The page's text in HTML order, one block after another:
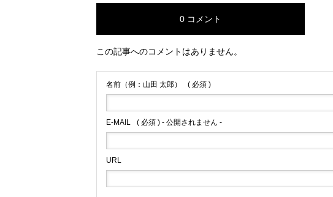
0 コメント
この記事へのコメントはありません。
名前（例：山田 太郎） ( 必須 )
E-MAIL ( 必須 ) - 公開されません -
URL